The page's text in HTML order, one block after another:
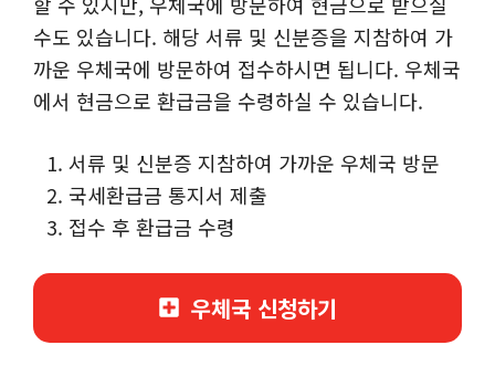
수도 있습니다. 해당 서류 및 신분증을 지참하여 가
까운 우체국에 방문하여 접수하시면 됩니다. 우체국
에서 현금으로 환급금을 수령하실 수 있습니다.
서류 및 신분증 지참하여 가까운 우체국 방문
국세환급금 통지서 제출
접수 후 환급금 수령
우체국 신청하기